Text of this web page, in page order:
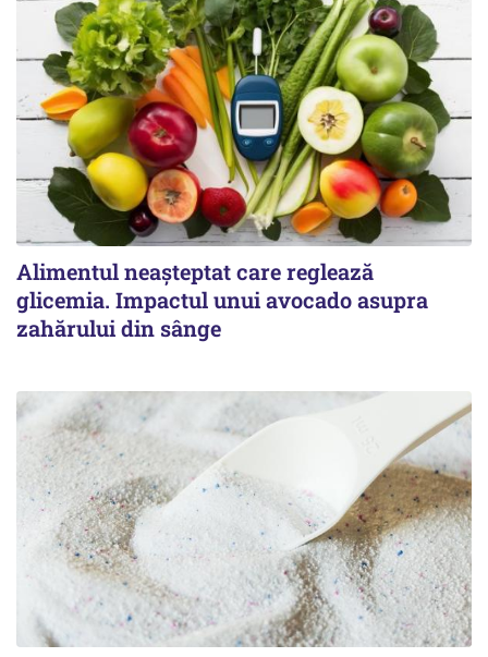
Alimentul neașteptat care reglează
glicemia. Impactul unui avocado asupra
zahărului din sânge